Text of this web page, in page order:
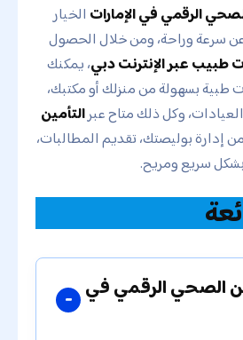
الرقمي في الإمارات الخيار
سرعة وراحة، ومن خلال الحصول
عبر الإنترنت دبي، يمكنك
طبية بسهولة من منزلك أو مكتبك،
وكل ذلك متاح عبرالتأمين
إدارة بوليصتك، تقديم المطالبات،
سريع ومريح.
الصحي الرقمي في